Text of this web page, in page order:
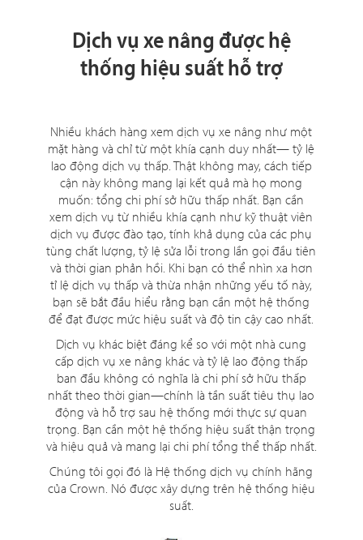
Dịch vụ xe nâng được hệ
thống hiệu suất hỗ trợ
Nhiều khách hàng xem dịch vụ xe nâng như một
mặt hàng và chỉ từ một khía cạnh duy nhất— tỷ lệ
lao động dịch vụ thấp. Thật không may, cách tiếp
cận này không mang lại kết quả mà họ mong
muốn: tổng chi phí sở hữu thấp nhất. Bạn cần
xem dịch vụ từ nhiều khía cạnh như kỹ thuật viên
dịch vụ được đào tạo, tính khả dụng của các phụ
tùng chất lượng, tỷ lệ sửa lỗi trong lần gọi đầu tiên
và thời gian phản hồi. Khi bạn có thể nhìn xa hơn
tỉ lệ dịch vụ thấp và thừa nhận những yếu tố này,
bạn sẽ bắt đầu hiểu rằng bạn cần một hệ thống
để đạt được mức hiệu suất và độ tin cậy cao nhất.
Dịch vụ khác biệt đáng kể so với một nhà cung
cấp dịch vụ xe nâng khác và tỷ lệ lao động thấp
ban đầu không có nghĩa là chi phí sở hữu thấp
nhất theo thời gian—chính là tần suất tiêu thụ lao
động và hỗ trợ sau hệ thống mới thực sự quan
trọng. Bạn cần một hệ thống hiệu suất thận trọng
và hiệu quả và mang lại chi phí tổng thể thấp nhất.
Chúng tôi gọi đó là Hệ thống dịch vụ chính hãng
của Crown. Nó được xây dựng trên hệ thống hiệu
suất.